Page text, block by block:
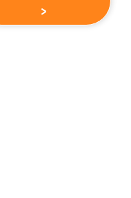
>